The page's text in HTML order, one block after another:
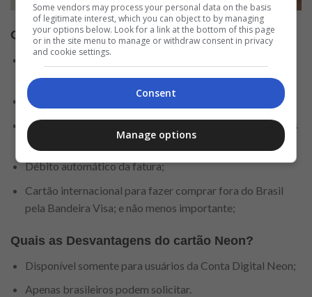
Quais as vantagens do cartão Neon?
Conta totalmente digital, para pedir o cartão e fazer
utilização de todos os serviços;
Zero de anuidade;
Disponibiliza cartão físico e virtual para facilitar compras
online;
Débito automático da fatura;
Cartão internacional para fazer comprar fora do Brasil
pela Bandeira Visa; e não menos importante;
Quais as Desvantagens do cartão Neon?
Disponível somente para usuários da Conta Digital Neon;
Apenas brasileiros podem solicitar.
Some vendors may process your personal data on the basis
of legitimate interest, which you can object to by managing
your options below. Look for a link at the bottom of this page
or in the site menu to manage or withdraw consent in privacy
and cookie settings.
Consent
Manage options